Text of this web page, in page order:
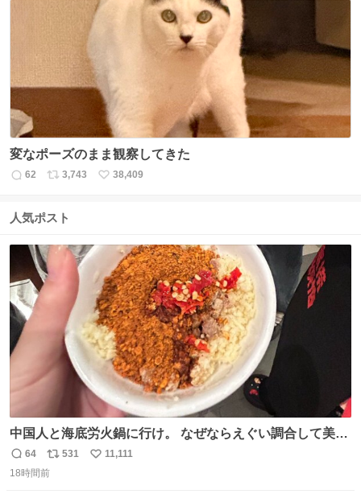
ス
数
ね
数
変なポーズのまま観察してきた
返
数
62
リ
ス
数
3,743
い
38,409
人気ポスト
中国人と海底労火鍋に行け。 なぜならえぐい調合して美味
しすぎる ソースを作ってくれるから。
返
信
64
リ
ポ
531
い
11,111
18時間前